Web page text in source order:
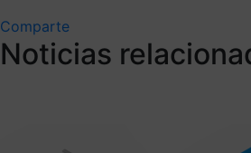
Comparte
Noticias